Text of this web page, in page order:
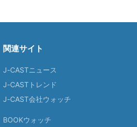
関連サイト
J-CASTニュース
J-CASTトレンド
J-CAST会社ウォッチ
BOOKウォッチ